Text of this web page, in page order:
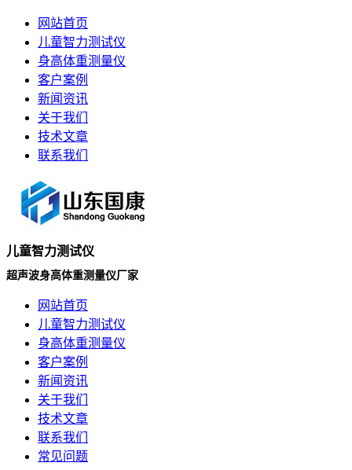
网站首页
儿童智力测试仪
身高体重测量仪
客户案例
新闻资讯
关于我们
技术文章
联系我们
儿童智力测试仪
超声波身高体重测量仪厂家
网站首页
儿童智力测试仪
身高体重测量仪
客户案例
新闻资讯
关于我们
技术文章
联系我们
常见问题